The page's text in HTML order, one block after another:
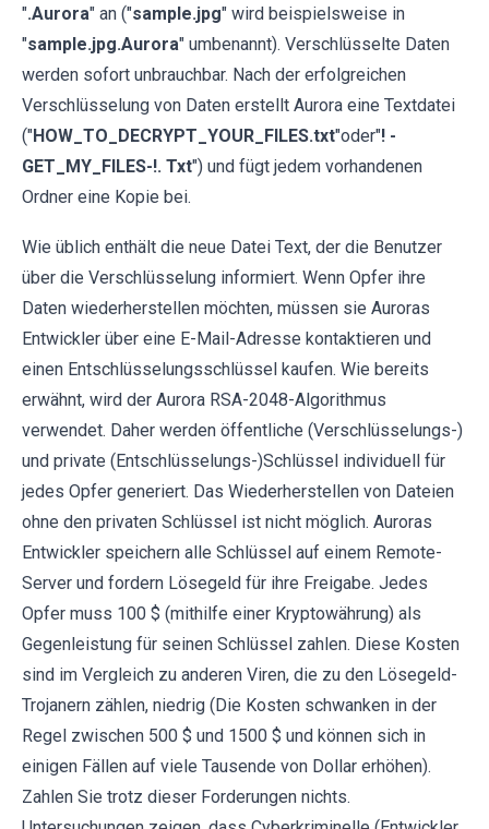
".Aurora" an ("sample.jpg" wird beispielsweise in
"sample.jpg.Aurora" umbenannt). Verschlüsselte Daten
werden sofort unbrauchbar. Nach der erfolgreichen
Verschlüsselung von Daten erstellt Aurora eine Textdatei
("HOW_TO_DECRYPT_YOUR_FILES.txt"oder"! -
GET_MY_FILES-!. Txt") und fügt jedem vorhandenen
Ordner eine Kopie bei.
Wie üblich enthält die neue Datei Text, der die Benutzer
über die Verschlüsselung informiert. Wenn Opfer ihre
Daten wiederherstellen möchten, müssen sie Auroras
Entwickler über eine E-Mail-Adresse kontaktieren und
einen Entschlüsselungsschlüssel kaufen. Wie bereits
erwähnt, wird der Aurora RSA-2048-Algorithmus
verwendet. Daher werden öffentliche (Verschlüsselungs-)
und private (Entschlüsselungs-)Schlüssel individuell für
jedes Opfer generiert. Das Wiederherstellen von Dateien
ohne den privaten Schlüssel ist nicht möglich. Auroras
Entwickler speichern alle Schlüssel auf einem Remote-
Server und fordern Lösegeld für ihre Freigabe. Jedes
Opfer muss 100 $ (mithilfe einer Kryptowährung) als
Gegenleistung für seinen Schlüssel zahlen. Diese Kosten
sind im Vergleich zu anderen Viren, die zu den Lösegeld-
Trojanern zählen, niedrig (Die Kosten schwanken in der
Regel zwischen 500 $ und 1500 $ und können sich in
einigen Fällen auf viele Tausende von Dollar erhöhen).
Zahlen Sie trotz dieser Forderungen nichts.